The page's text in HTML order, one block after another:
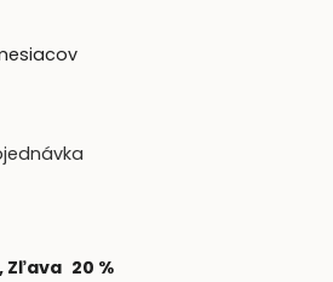
Zľava 20 %